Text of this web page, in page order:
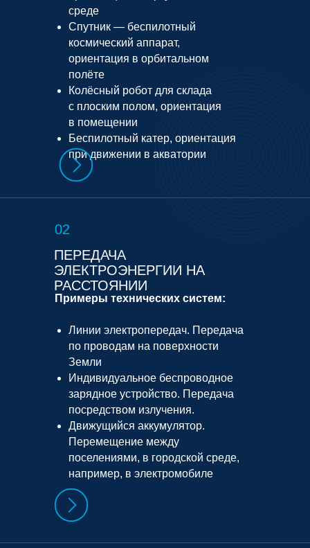
ПЕРЕДАЧА
ЭЛЕКТРОЭНЕРГИИ НА
РАССТОЯНИИ
Примеры технических систем:
Линии электропередач. Передача
по проводам на поверхности
Земли
Индивидуальное беспроводное
зарядное устройство. Передача
посредством излучения.
Движущийся аккумулятор.
Перемещение между
поселениями, в городской среде,
например, в электромобиле
02
среде
Спутник — беспилотный
космический аппарат,
ориентация в орбитальном
полёте
Колёсный робот для склада
с плоским полом, ориентация
в помещении
Беспилотный катер, ориентация
при движении в акватории